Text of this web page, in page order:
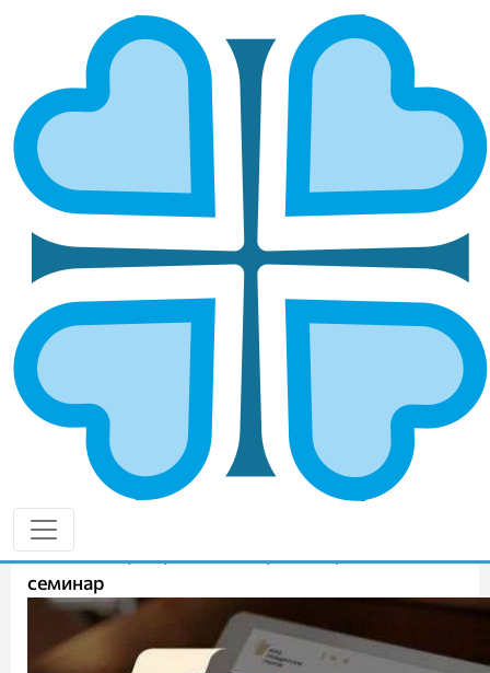
ГРАНТЫ
03.02.2025
Ресурсный центр «Милосердие Приволжье»:
онлайн старт проекта и первый офлайн
семинар